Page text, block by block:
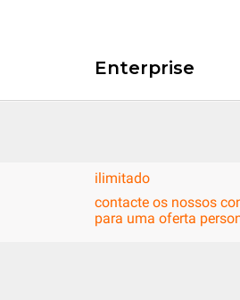
Enterprise
ilimitado
contacte os nossos
para uma oferta